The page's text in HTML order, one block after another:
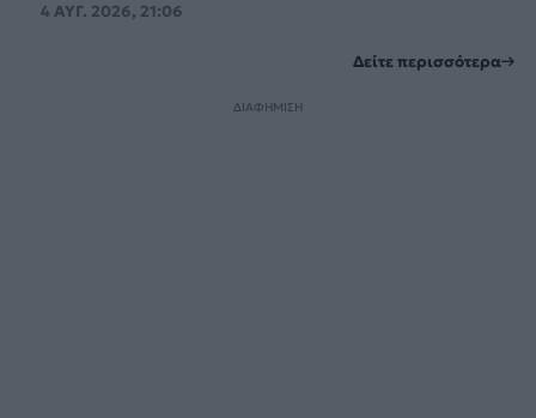
4 ΑΥΓ. 2026, 21:06
Δείτε περισσότερα
ΔΙΑΦΗΜΙΣΗ